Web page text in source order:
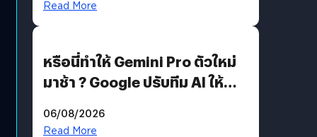
Read More
หรือนี่ทำให้ Gemini Pro ตัวใหม่
มาช้า ? Google ปรับทีม AI ให้
AGI
06/08/2026
Read More